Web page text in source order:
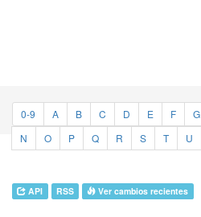
0-9 A B C D E F G
N
O P Q R S T U
API RSS Ver cambios recientes